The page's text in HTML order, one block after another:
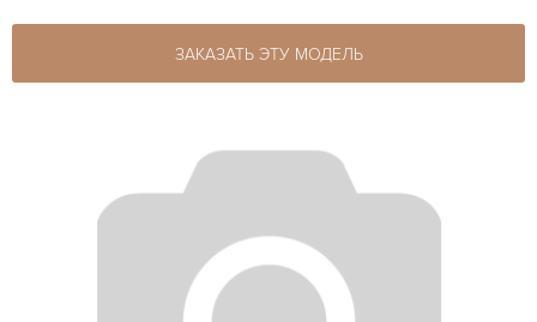
ЗАКАЗАТЬ ЭТУ МОДЕЛЬ